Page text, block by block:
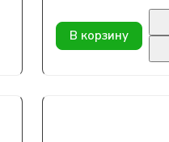
В корзину